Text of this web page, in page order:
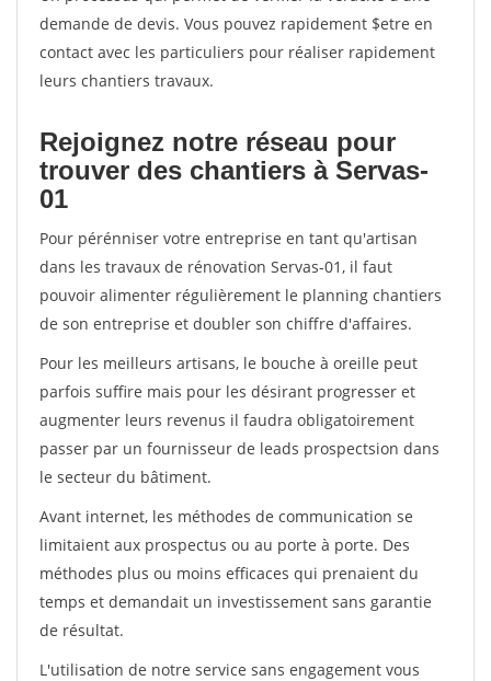
demande de devis. Vous pouvez rapidement $etre en
contact avec les particuliers pour réaliser rapidement
leurs chantiers travaux.
Rejoignez notre réseau pour
trouver des chantiers à Servas-
01
Pour pérénniser votre entreprise en tant qu'artisan
dans les travaux de rénovation Servas-01, il faut
pouvoir alimenter régulièrement le planning chantiers
de son entreprise et doubler son chiffre d'affaires.
Pour les meilleurs artisans, le bouche à oreille peut
parfois suffire mais pour les désirant progresser et
augmenter leurs revenus il faudra obligatoirement
passer par un fournisseur de leads prospectsion dans
le secteur du bâtiment.
Avant internet, les méthodes de communication se
limitaient aux prospectus ou au porte à porte. Des
méthodes plus ou moins efficaces qui prenaient du
temps et demandait un investissement sans garantie
de résultat.
L'utilisation de notre service sans engagement vous